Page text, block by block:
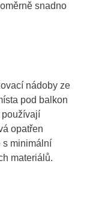
snadno
nádoby ze
pod balkon
používají
opatřen
s minimální
materiálů.